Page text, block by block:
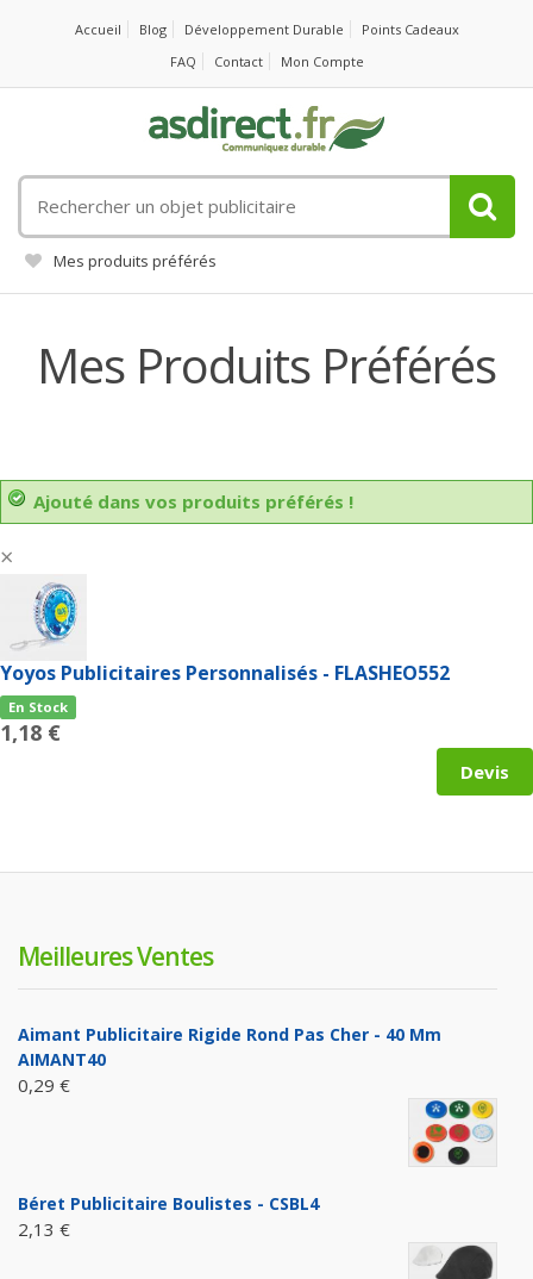
Accueil Blog Développement Durable
Points Cadeaux
FAQ
Contact Mon Compte
un
objet
publicitaire
Mes produits préférés
Mes Produits Préférés
Ajouté dans vos produits préférés !
×
Yoyos Publicitaires Personnalisés - FLASHEO552
En Stock
1,18 €
Devis
Meilleures Ventes
Aimant Publicitaire Rigide Rond Pas Cher - 40 Mm
AIMANT40
0,29 €
Béret Publicitaire Boulistes - CSBL4
2,13 €